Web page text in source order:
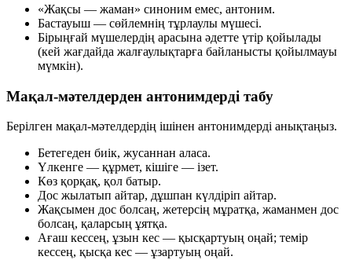
«Жақсы — жаман» синоним емес, антоним.
Бастауыш — сөйлемнің тұрлаулы мүшесі.
Бірыңғай мүшелердің арасына әдетте үтір қойылады
(кей жағдайда жалғаулықтарға байланысты қойылмауы
мүмкін).
Мақал-мәтелдерден антонимдерді табу
Берілген мақал-мәтелдердің ішінен антонимдерді анықтаңыз.
Бетегеден биік, жусаннан аласа.
Үлкенге — құрмет, кішіге — ізет.
Көз қорқақ, қол батыр.
Дос жылатып айтар, дұшпан күлдіріп айтар.
Жақсымен дос болсаң, жетерсің мұратқа, жаманмен дос
болсаң, қаларсың ұятқа.
Ағаш кессең, ұзын кес — қысқартуың оңай; темір
кессең, қысқа кес — ұзартуың оңай.